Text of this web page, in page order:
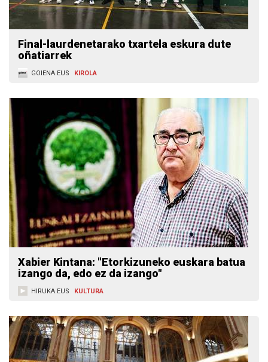
Final-laurdenetarako txartela eskura dute
oñatiarrek
GOIENA.EUS KIROLA
Xabier Kintana: "Etorkizuneko euskara batua
izango da, edo ez da izango"
HIRUKA.EUS KULTURA